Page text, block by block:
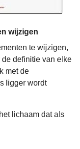
wijzigen
te wijzigen,
definitie van elke
met de
ligger wordt
lichaam dat als